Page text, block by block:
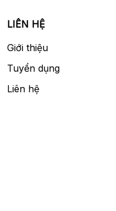
LIÊN HỆ
Giới thiệu
Tuyển dụng
Liên hệ